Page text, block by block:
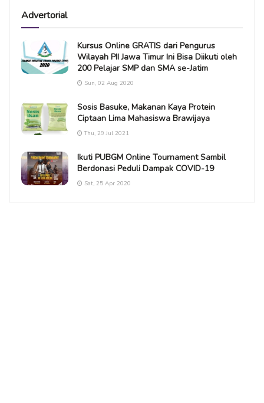
Advertorial
Kursus Online GRATIS dari Pengurus
Wilayah PII Jawa Timur Ini Bisa Diikuti oleh
200 Pelajar SMP dan SMA se-Jatim
Sun, 02 Aug 2020
Sosis Basuke, Makanan Kaya Protein
Ciptaan Lima Mahasiswa Brawijaya
Thu, 29 Jul 2021
Ikuti PUBGM Online Tournament Sambil
Berdonasi Peduli Dampak COVID-19
Sat, 25 Apr 2020